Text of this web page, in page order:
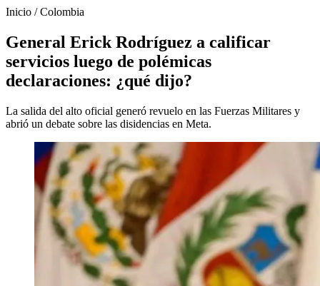
Inicio /Colombia
General Erick Rodríguez a calificar
servicios luego de polémicas
declaraciones: ¿qué dijo?
La salida del alto oficial generó revuelo en las Fuerzas Militares y
abrió un debate sobre las disidencias en Meta.